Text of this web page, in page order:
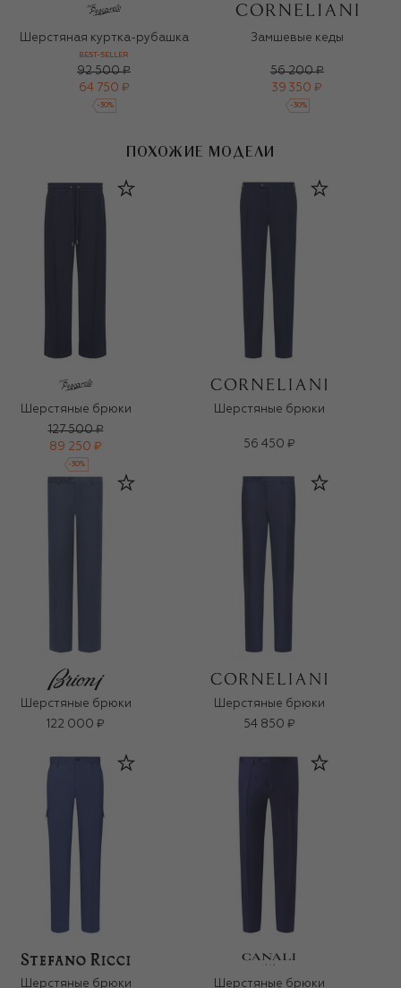
Шерстяная куртка-рубашка
BEST-SELLER
92 500 ₽
64 750 ₽
-30%
Замшевые кеды
56 200 ₽
39 350 ₽
-30%
ПОХОЖИЕ МОДЕЛИ
Шерстяные брюки
127 500 ₽
89 250 ₽
-30%
Шерстяные брюки
56 450 ₽
Шерстяные брюки
122 000 ₽
Шерстяные брюки
54 850 ₽
Шерстяные брюки
Шерстяные брюки